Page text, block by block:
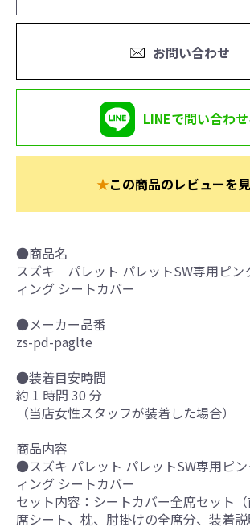
お問い合わせ
LINEで問い合わ
★この商品のレビューを
●商品名
スズキ パレット パレットSW専用ピン
ィング シートカバー
●メーカー品番
zs-pd-paglte
●装着目安時間
約 1 時間 30 分
（当店女性スタッフが装着した場合）
商品内容
●スズキ パレット パレットSW専用ピ
ィング シートカバー
セット内容：シートカバー全席セット
席シート、枕、肘掛けの全席分、装着